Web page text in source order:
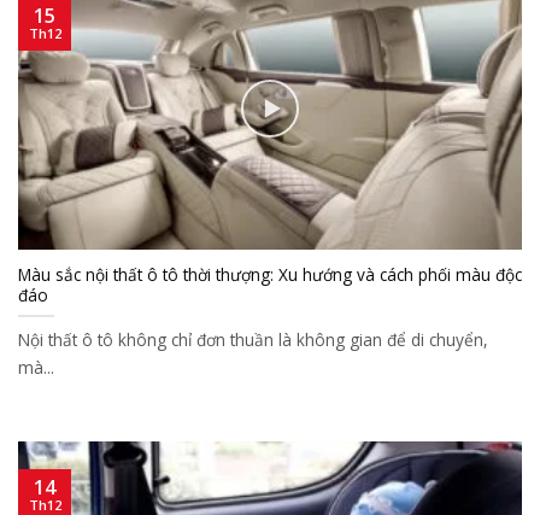
Màu sắc nội thất ô tô thời thượng: Xu hướng và cách phối màu độc
đáo
Nội thất ô tô không chỉ đơn thuần là không gian để di chuyển,
mà...
15
Th12
14
Th12